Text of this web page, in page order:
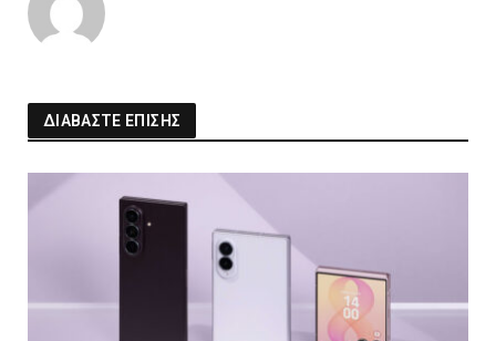
ΔΙΑΒΑΣΤΕ ΕΠΙΣΗΣ